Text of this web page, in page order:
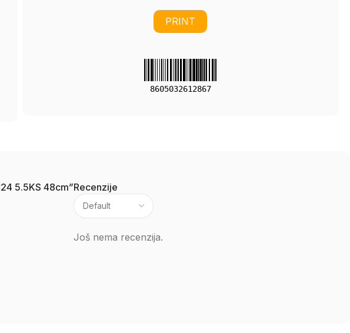
PRINT
8605032612867
Recenzije
Još nema recenzija.
5.5KS 48cm”